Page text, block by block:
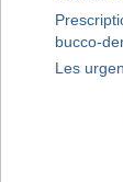
bucco-
Les